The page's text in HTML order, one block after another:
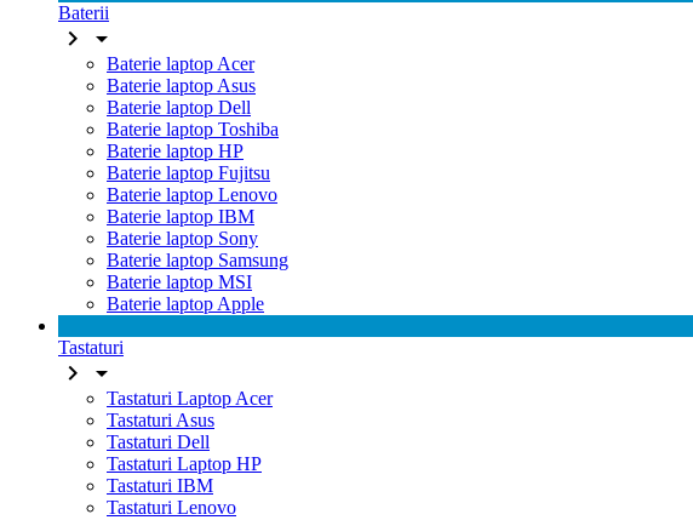
Baterii
 
Baterie laptop Acer
Baterie laptop Asus
Baterie laptop Dell
Baterie laptop Toshiba
Baterie laptop HP
Baterie laptop Fujitsu
Baterie laptop Lenovo
Baterie laptop IBM
Baterie laptop Sony
Baterie laptop Samsung
Baterie laptop MSI
Baterie laptop Apple
Tastaturi
 
Tastaturi Laptop Acer
Tastaturi Asus
Tastaturi Dell
Tastaturi Laptop HP
Tastaturi IBM
Tastaturi Lenovo